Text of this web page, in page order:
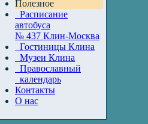
Полезное
Расписание
автобуса
№ 437 Клин-Москва
Гостиницы Клина
Музеи Клина
Православный
календарь
Контакты
О нас